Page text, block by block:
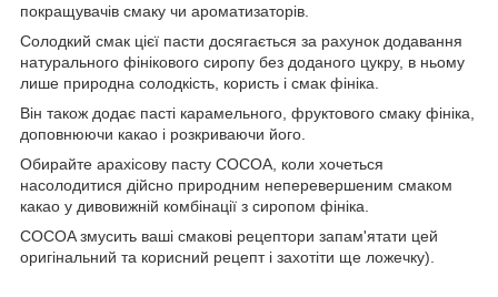
покращувачів смаку чи ароматизаторів.
Солодкий смак цієї пасти досягається за рахунок додавання
натурального фінікового сиропу без доданого цукру, в ньому
лише природна солодкість, користь і смак фініка.
Він також додає пасті карамельного, фруктового смаку фініка,
доповнюючи какао і розкриваючи його.
Обирайте арахісову пасту COCOA, коли хочеться
насолодитися дійсно природним неперевершеним смаком
какао у дивовижній комбінації з сиропом фініка.
COCOA змусить ваші смакові рецептори запам'ятати цей
оригінальний та корисний рецепт і захотіти ще ложечку).